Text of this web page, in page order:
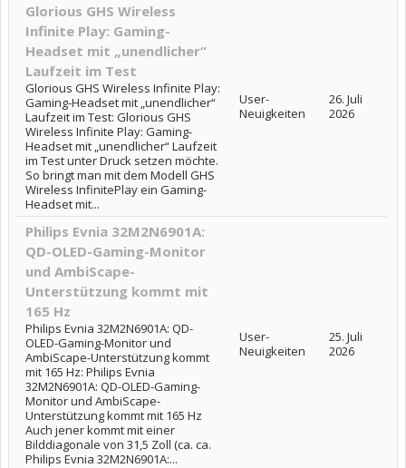
Glorious GHS Wireless
Infinite Play: Gaming-
Headset mit „unendlicher“
Laufzeit im Test
Glorious GHS Wireless Infinite Play:
Gaming-Headset mit „unendlicher“
Laufzeit im Test: Glorious GHS
Wireless Infinite Play: Gaming-
Headset mit „unendlicher“ Laufzeit
im Test unter Druck setzen möchte.
So bringt man mit dem Modell GHS
Wireless InfinitePlay ein Gaming-
Headset mit...
User-
Neuigkeiten
26. Juli
2026
Philips Evnia 32M2N6901A:
QD-OLED-Gaming-Monitor
und AmbiScape-
Unterstützung kommt mit
165 Hz
Philips Evnia 32M2N6901A: QD-
OLED-Gaming-Monitor und
AmbiScape-Unterstützung kommt
mit 165 Hz: Philips Evnia
32M2N6901A: QD-OLED-Gaming-
Monitor und AmbiScape-
Unterstützung kommt mit 165 Hz
Auch jener kommt mit einer
Bilddiagonale von 31,5 Zoll (ca. ca.
Philips Evnia 32M2N6901A:...
User-
Neuigkeiten
25. Juli
2026